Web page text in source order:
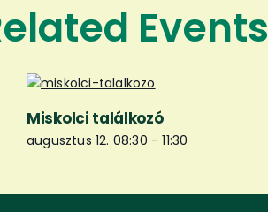
Events
Miskolci találkozó
augusztus 12. 08:30 -11:30